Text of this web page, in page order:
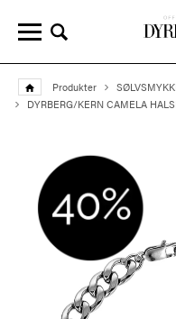
Produkter
DYRBERG/KERN CAMELA